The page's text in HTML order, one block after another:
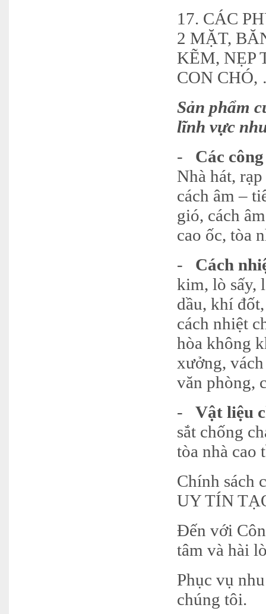
17. CÁC
2 MẶT,
KẼM, NẸP
CON
Sản phẩm
lĩnh vực
-
Các
Nhà hát,
cách âm –
gió, cách
cao ốc, tòa
-
Cách
kim, lò sấy,
dầu, khí
cách nhiệt
hòa không
xưởng,
văn phòng,
-
Vật liệu
sắt chống
tòa nhà
Chính sách
UY TÍN
Đến với
tâm và hài
Phục vụ
chúng tôi.